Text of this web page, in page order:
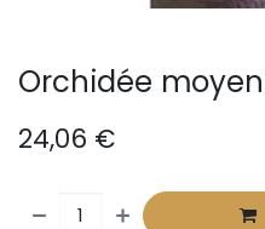
Orchidée
24,06 €